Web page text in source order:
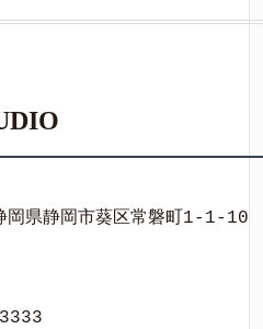
県静岡市葵区常磐町1-1-10